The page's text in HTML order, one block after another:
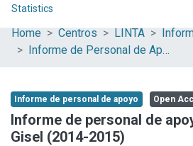
Statistics
Home Centros LINTA
Informe de Personal de Apoyo
Informe de personal de apoyo Open
Informe de personal de
Gisel (2014-2015)